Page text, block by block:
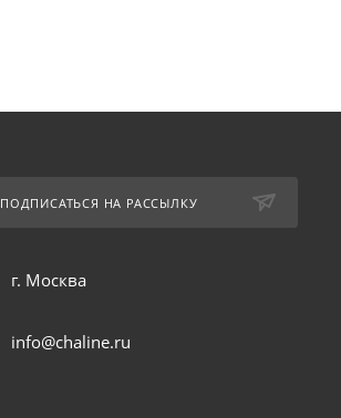
ПОДПИСАТЬСЯ НА РАССЫЛКУ
г. Москва
info@chaline.ru